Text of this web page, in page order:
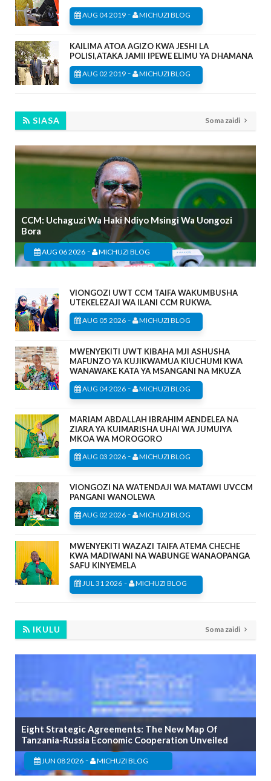
AUG 04 2019 - MICHUZI BLOG
KAILIMA ATOA AGIZO KWA JESHI LA
POLISI,ATAKA JAMII IPEWE ELIMU YA DHAMANA
AUG 02 2019 - MICHUZI BLOG
SIASA Soma zaidi
CCM: Uchaguzi Wa Haki Ndiyo Msingi Wa Uongozi
Bora
AUG 06 2026 - MICHUZI BLOG
VIONGOZI UWT CCM TAIFA WAKUMBUSHA
UTEKELEZAJI WA ILANI CCM RUKWA.
AUG 05 2026 - MICHUZI BLOG
MWENYEKITI UWT KIBAHA MJI ASHUSHA
MAFUNZO YA KUJIKWAMUA KIUCHUMI KWA
WANAWAKE KATA YA MSANGANI NA MKUZA
AUG 04 2026 - MICHUZI BLOG
MARIAM ABDALLAH IBRAHIM AENDELEA NA
ZIARA YA KUIMARISHA UHAI WA JUMUIYA
MKOA WA MOROGORO
AUG 03 2026 - MICHUZI BLOG
VIONGOZI NA WATENDAJI WA MATAWI UVCCM
PANGANI WANOLEWA
AUG 02 2026 - MICHUZI BLOG
MWENYEKITI WAZAZI TAIFA ATEMA CHECHE
KWA MADIWANI NA WABUNGE WANAOPANGA
SAFU KINYEMELA
JUL 31 2026 - MICHUZI BLOG
IKULU Soma zaidi
Eight Strategic Agreements: The New Map Of
Tanzania-Russia Economic Cooperation Unveiled
JUN 08 2026 - MICHUZI BLOG